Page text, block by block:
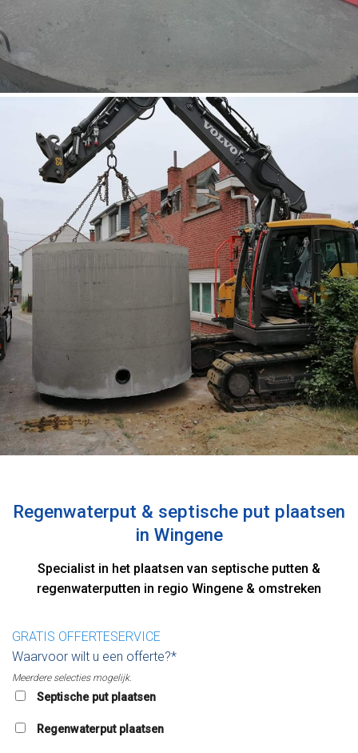
Regenwaterput & septische put plaatsen
in Wingene
Specialist in het plaatsen van septische putten &
regenwaterputten in regio Wingene & omstreken
GRATIS OFFERTESERVICE
Waarvoor wilt u een offerte?*
Meerdere selecties mogelijk.
Septische put plaatsen
Regenwaterput plaatsen